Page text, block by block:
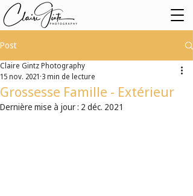
Post
Grossesse Famille - Extérieur
Claire Gintz Photography
15 nov. 2021 3 min de lecture
Dernière mise à jour : 2 déc. 2021